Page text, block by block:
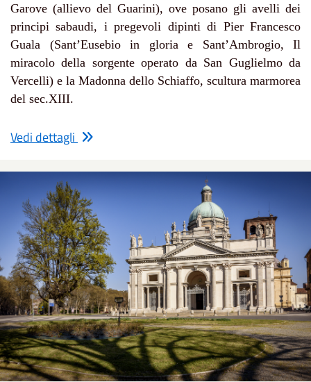
Garove (allievo del Guarini), ove posano gli avelli dei
principi sabaudi, i pregevoli dipinti di Pier Francesco
Guala (Sant’Eusebio in gloria e Sant’Ambrogio, Il
miracolo della sorgente operato da San Guglielmo da
Vercelli) e la Madonna dello Schiaffo, scultura marmorea
del sec.XIII.
Vedi dettagli